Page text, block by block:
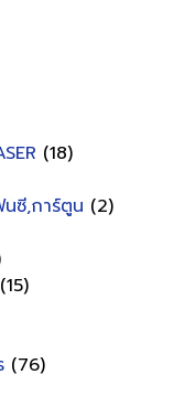
(18)
ซี,การ์ตูน (2)
(15)
(76)